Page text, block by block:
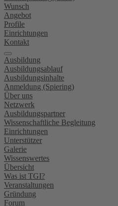
Wunsch
Angebot
Profile
Einrichtungen
Kontakt
Ausbildung
Ausbildungsablauf
Ausbildungsinhalte
Anmeldung (Spiering)
Über uns
Netzwerk
Ausbildungspartner
Wissenschaftliche Begleitung
Einrichtungen
Unterstützer
Galerie
Wissenswertes
Übersicht
Was ist TGI?
Veranstaltungen
Gründung
Forum